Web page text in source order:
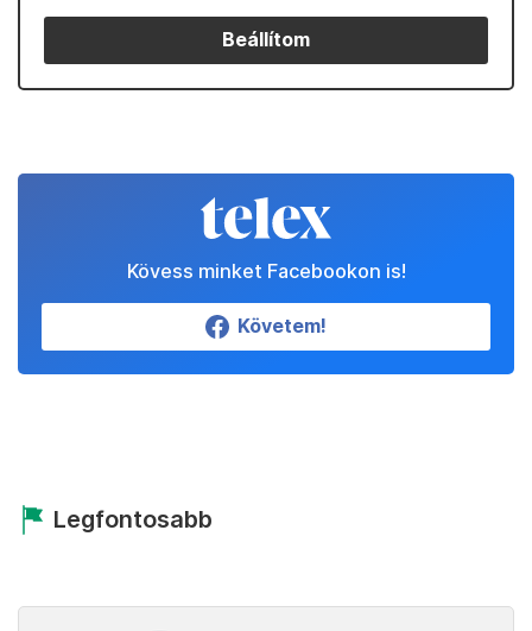
Beállítom
Kövess minket Facebookon is!
Követem!
Legfontosabb